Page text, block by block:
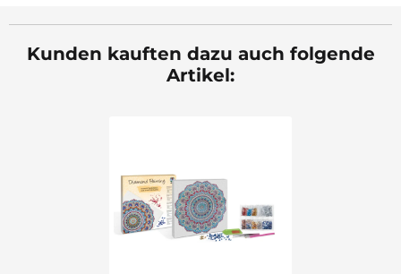
Kunden kauften dazu auch folgende
Artikel: